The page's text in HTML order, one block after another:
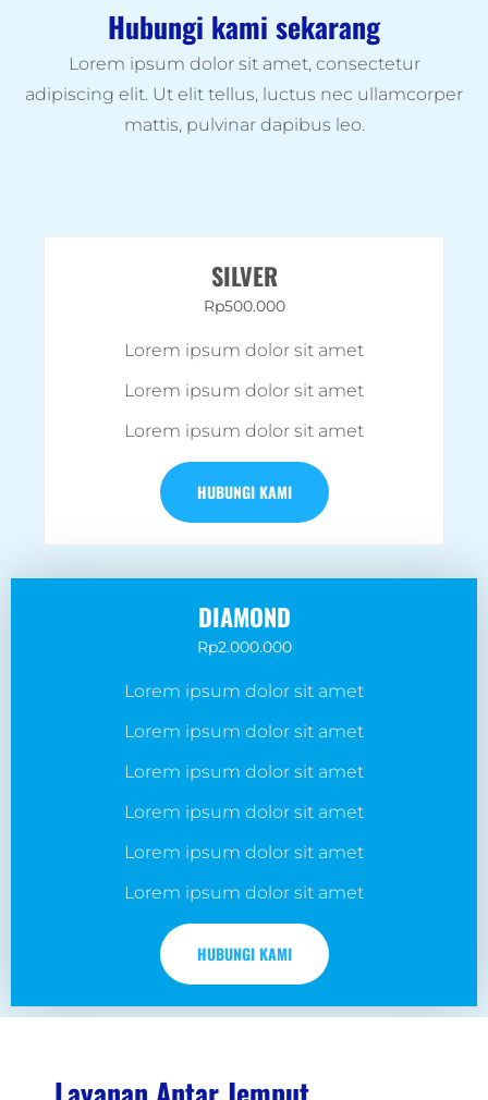
Hubungi kami sekarang
Lorem ipsum dolor sit amet, consectetur
adipiscing elit. Ut elit tellus, luctus nec ullamcorper
mattis, pulvinar dapibus leo.
SILVER
Rp500.000
Lorem ipsum dolor sit amet
Lorem ipsum dolor sit amet
Lorem ipsum dolor sit amet
HUBUNGI KAMI
DIAMOND
Rp2.000.000
Lorem ipsum dolor sit amet
Lorem ipsum dolor sit amet
Lorem ipsum dolor sit amet
Lorem ipsum dolor sit amet
Lorem ipsum dolor sit amet
Lorem ipsum dolor sit amet
HUBUNGI KAMI